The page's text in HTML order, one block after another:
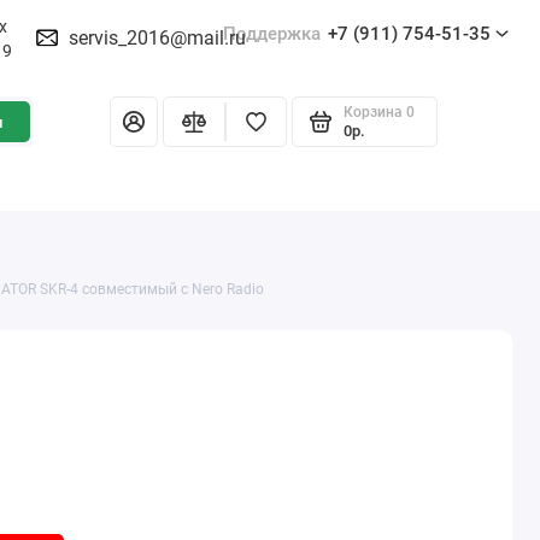
servis_2016@mail.ruПоддержка +7 (911) 754-51-35
Корзина 0
0р.
SKR-4 совместимый с Nero Radio